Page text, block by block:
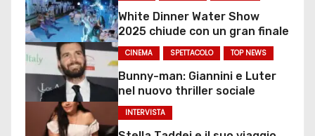
White Dinner Water Show
2025 chiude con un gran finale
CINEMA SPETTACOLO TOP NEWS
Bunny-man: Giannini e Luter
nel nuovo thriller sociale
INTERVISTA